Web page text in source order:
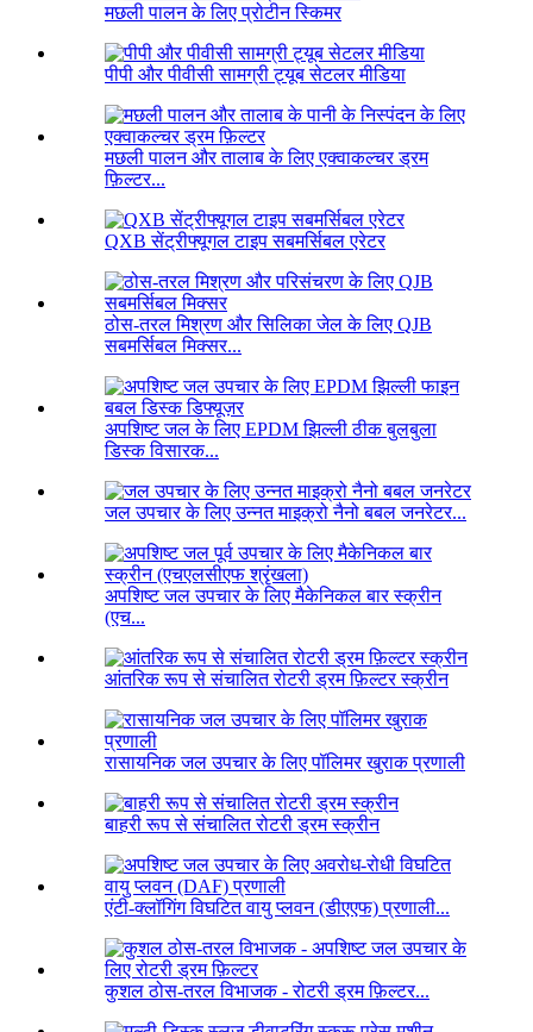
मछली पालन के लिए प्रोटीन स्किमर
पीपी और पीवीसी सामग्री ट्यूब सेटलर मीडिया
मछली पालन और तालाब के लिए एक्वाकल्चर ड्रम
फ़िल्टर...
QXB सेंट्रीफ्यूगल टाइप सबमर्सिबल एरेटर
ठोस-तरल मिश्रण और सिलिका जेल के लिए QJB
सबमर्सिबल मिक्सर...
अपशिष्ट जल के लिए EPDM झिल्ली ठीक बुलबुला
डिस्क विसारक...
जल उपचार के लिए उन्नत माइक्रो नैनो बबल जनरेटर...
अपशिष्ट जल उपचार के लिए मैकेनिकल बार स्क्रीन
(एच...
आंतरिक रूप से संचालित रोटरी ड्रम फ़िल्टर स्क्रीन
रासायनिक जल उपचार के लिए पॉलिमर खुराक प्रणाली
बाहरी रूप से संचालित रोटरी ड्रम स्क्रीन
एंटी-क्लॉगिंग विघटित वायु प्लवन (डीएएफ) प्रणाली...
कुशल ठोस-तरल विभाजक - रोटरी ड्रम फ़िल्टर...